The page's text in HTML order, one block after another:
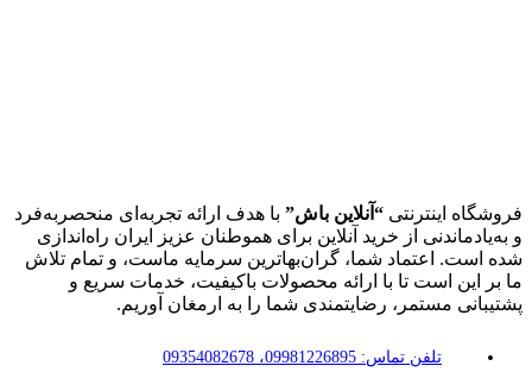
فروشگاه اینترنتی “آنلاین باش” با هدف ارائه تجربه‌ای منحصربه‌فرد
و به‌یادماندنی از خرید آنلاین برای هموطنان عزیز ایران راه‌اندازی
شده است. اعتماد شما، گران‌بهاترین سرمایه ماست، و تمام تلاش
ما بر این است تا با ارائه محصولات باکیفیت، خدمات سریع و
پشتیبانی مستمر، رضایتمندی شما را به ارمغان آوریم.
تلفن تماس: 09981226895، 09354082678